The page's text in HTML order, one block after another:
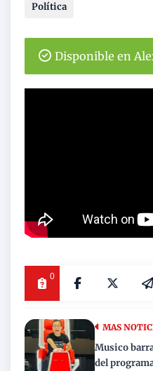
Política
Disponible en
0
MAS
Musico
del